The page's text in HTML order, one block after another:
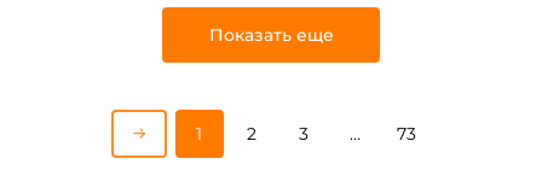
Показать еще
1 2 3 … 73